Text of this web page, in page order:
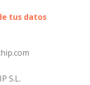
tus datos
S.L.